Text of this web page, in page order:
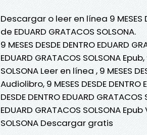
Descargar o leer en línea 9 MESES
de EDUARD GRATACOS SOLSONA.
9 MESES DESDE DENTRO EDUARD
EDUARD GRATACOS SOLSONA
SOLSONA Leer en línea , 9 MESES
Audiolibro, 9 MESES DESDE DENTRO
DESDE DENTRO EDUARD
EDUARD GRATACOS SOLSONA Epub
SOLSONA Descargar gratis